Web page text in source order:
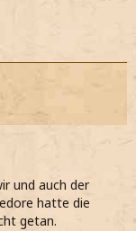
und auch der
hatte die
getan.